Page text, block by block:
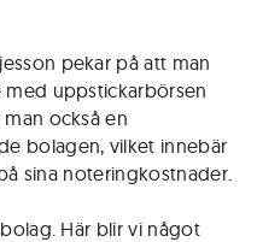
pekar på att man
uppstickarbörsen
också en
bolagen, vilket innebär
sina noteringkostnader.
Här blir vi något